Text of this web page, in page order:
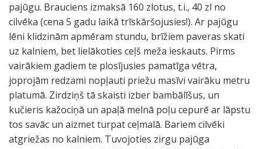
pajūgu. Brauciens izmaksā 160 zlotus, t.i., 40 zl no
cilvēka (cena 5 gadu laikā trīskāršojusies!). Ar pajūgu
lēni klidzinām apmēram stundu, brīžiem paveras skati
uz kalniem, bet lielākoties ceļš meža ieskauts. Pirms
vairākiem gadiem te plosījusies pamatīga vētra,
joprojām redzami nopļauti priežu masīvi vairāku metru
platumā. Zirdziņš tā skaisti izber bambālīšus, un
kučieris kažociņā un apaļā melnā poļu cepurē ar lāpstu
tos savāc un aizmet turpat ceļmalā. Bariem cilvēki
atgriežas no kalniem. Tuvojoties zirgu pajūga